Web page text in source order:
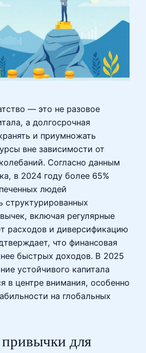
— это не разовое
а долгосрочная
и приумножать
вне зависимости от
Согласно данным
в 2024 году более 65%
людей
структурированных
включая регулярные
расходов и диверсификацию
что финансовая
быстрых доходов. В 2025
устойчивого капитала
в центре внимания, особенно
на глобальных
для